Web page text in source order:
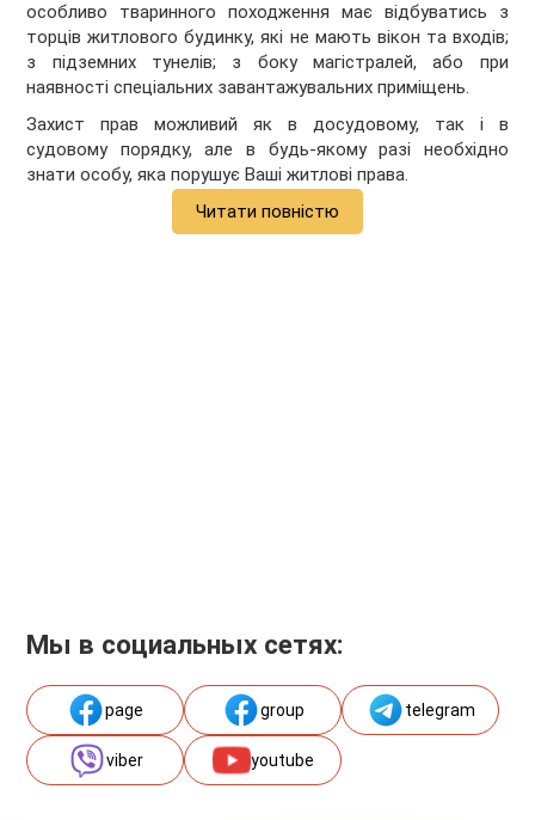
особливо тваринного походження має відбуватись з
торців житлового будинку, які не мають вікон та входів;
з підземних тунелів; з боку магістралей, або при
наявності спеціальних завантажувальних приміщень.
Захист прав можливий як в досудовому, так і в
судовому порядку, але в будь-якому разі необхідно
знати особу, яка порушує Ваші житлові права.
Читати повністю
Мы в социальных сетях:
page group telegram
viber youtube